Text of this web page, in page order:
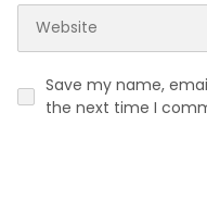
Save my name,
the next time I